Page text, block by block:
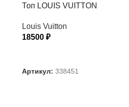
Топ LOUIS VUITTON
Louis Vuitton
18500 ₽
Артикул: 338451